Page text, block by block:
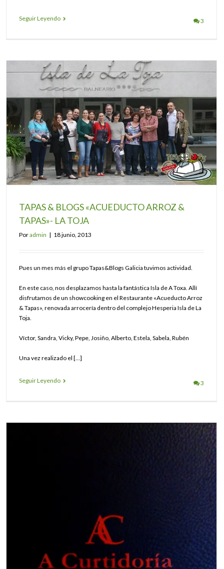
Seguir Leyendo 3
TAPAS & BLOGS «ACUEDUCTO ARROZ &
TAPAS»- LA TOJA
Poradmin | 18 junio, 2013
Pues un mes más el grupo Tapas&Blogs Galicia tuvimos actividad.
En este caso, nos desplazamos hasta la fantástica Isla de A Toxa. Allí
disfrutamos de un showcooking en el Restaurante «Acueducto Arroz
& Tapas», renovada arrocería dentro del complejo Hesperia Isla de La
Toja.
Víctor, Sandra, Vicky, Pepe, Josiño, Alberto, Estela, Sabela, Rubén
Una vez realizado el […]
Seguir Leyendo 3